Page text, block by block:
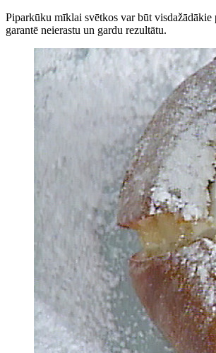
Piparkūku mīklai svētkos var būt visdažādākie
garantē neierastu un gardu rezultātu.